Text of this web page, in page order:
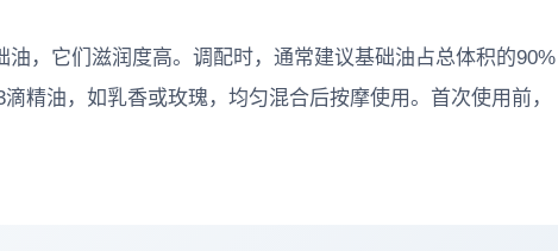
，它们滋润度高。调配时，通常建议基础油占总体积的90%
精油，如乳香或玫瑰，均匀混合后按摩使用。首次使用前，